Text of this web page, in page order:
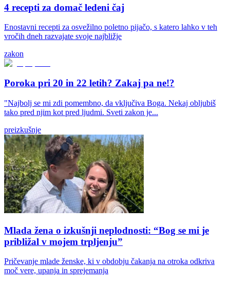
4 recepti za domač ledeni čaj
Enostavni recepti za osvežilno poletno pijačo, s katero lahko v teh
vročih dneh razvajate svoje najbližje
zakon
Poroka pri 20 in 22 letih? Zakaj pa ne!?
"Najbolj se mi zdi pomembno, da vključiva Boga. Nekaj obljubiš
tako pred njim kot pred ljudmi. Sveti zakon je...
preizkušnje
Mlada žena o izkušnji neplodnosti: “Bog se mi je
približal v mojem trpljenju”
Pričevanje mlade ženske, ki v obdobju čakanja na otroka odkriva
moč vere, upanja in sprejemanja